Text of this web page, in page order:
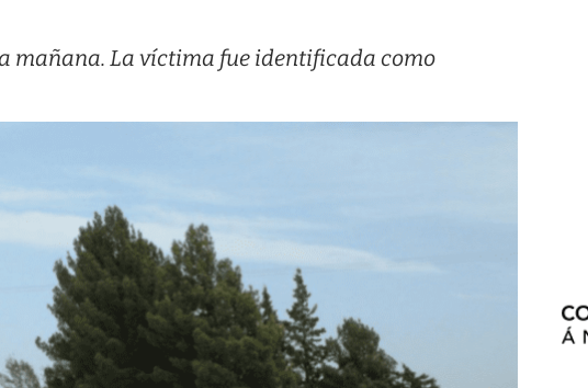
mañana. La víctima fue identificada como